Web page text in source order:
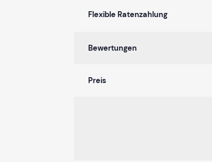
Flexible Ratenzahlung
Bewertungen
Preis